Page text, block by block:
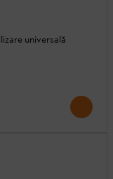
universală